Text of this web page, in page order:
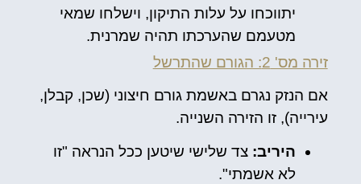
יתווכחו על עלות התיקון, וישלחו שמאי
מטעמם שהערכתו תהיה שמרנית.
זירה מס' 2: הגורם שהתרשל
אם הנזק נגרם באשמת גורם חיצוני (שכן, קבלן,
עירייה), זו הזירה השנייה.
היריב: צד שלישי שיטען ככל הנראה "זו
לא אשמתי".